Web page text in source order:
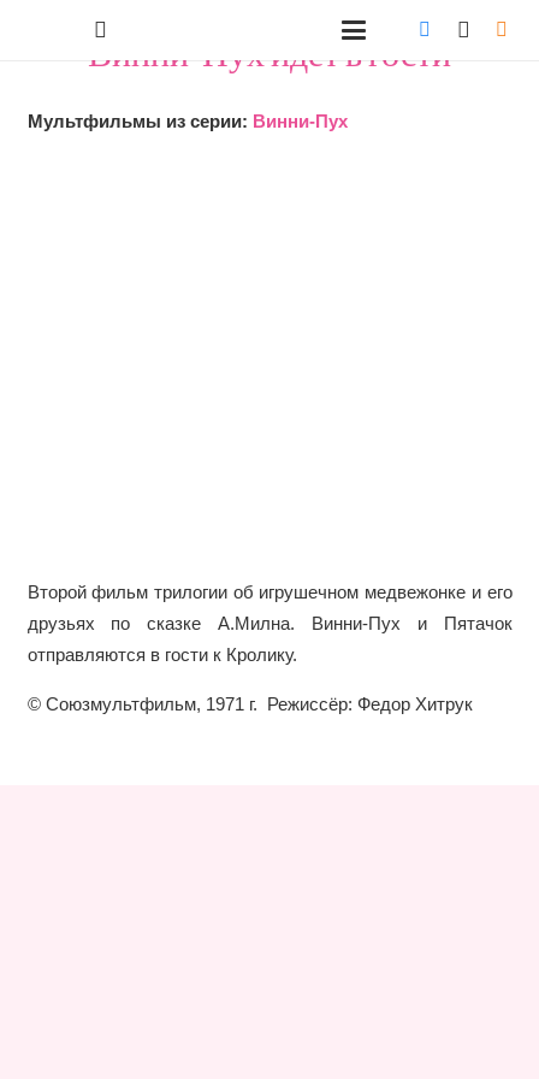
"Винни-Пух идет в гости"
Мультфильмы из серии: Винни-Пух
Второй фильм трилогии об игрушечном медвежонке и его
друзьях по сказке А.Милна. Винни-Пух и Пятачок
отправляются в гости к Кролику.
© Союзмультфильм, 1971 г. Режиссёр: Федор Хитрук